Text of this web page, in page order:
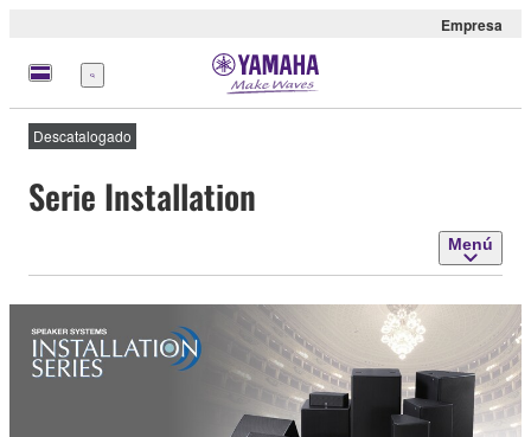
Empresa
Menú
Descatalogado
Serie Installation
Menú